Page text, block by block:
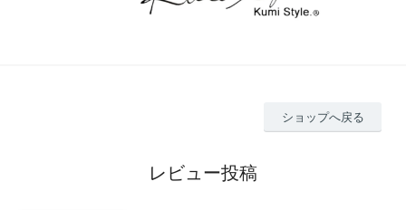
ショップへ戻る
レビュー投稿